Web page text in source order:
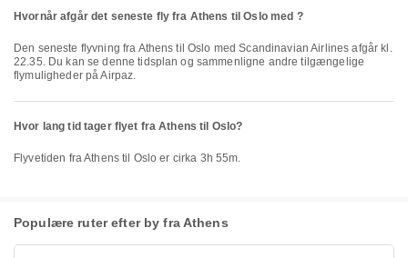
Hvornår afgår det seneste fly fra Athens til Oslo med ?
Den seneste flyvning fra Athens til Oslo med Scandinavian Airlines afgår kl.
22.35. Du kan se denne tidsplan og sammenligne andre tilgængelige
flymuligheder på Airpaz.
Hvor lang tid tager flyet fra Athens til Oslo?
Flyvetiden fra Athens til Oslo er cirka 3h 55m.
Populære ruter efter by fra Athens